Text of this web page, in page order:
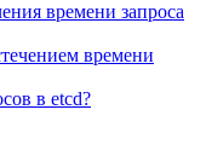
времени запроса
времени
в etcd?